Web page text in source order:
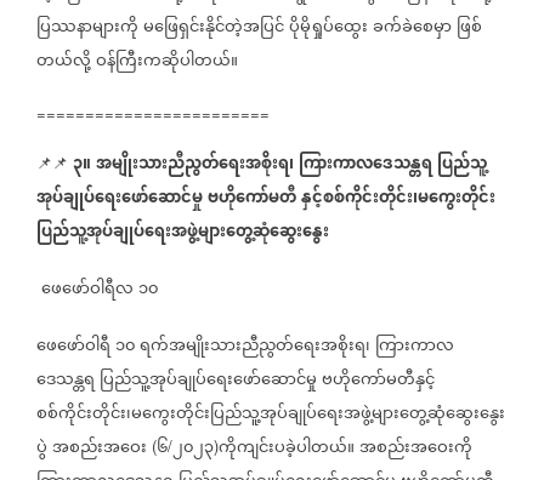
ပြဿနာများကိုမဖြေရှင်းနိုင်တဲ့အပြင်ပိုမိုရှုပ်ထွေးခက်ခဲစေမှာဖြစ်
တယ်လို့ဝန်ကြီးကဆိုပါတယ်။
========================
📌📌 ၃။အမျိုးသားညီညွတ်ရေးအစိုးရ၊ ကြားကာလဒေသန္တရ ပြည်သူ့
အုပ်ချုပ်ရေးဖော်ဆောင်မှုဗဟိုကော်မတီနှင့်စစ်ကိုင်းတိုင်း၊မကွေးတိုင်း
ပြည်သူ့အုပ်ချုပ်ရေးအဖွဲ့များတွေ့ဆုံဆွေးနွေး
ဖေဖော်ဝါရီလ ၁၀
ဖေဖော်ဝါရီ ၁၀ရက်အမျိုးသားညီညွတ်ရေးအစိုးရ၊ ကြားကာလ
ဒေသန္တရ ပြည်သူ့အုပ်ချုပ်ရေးဖော်ဆောင်မှုဗဟိုကော်မတီနှင့်
စစ်ကိုင်းတိုင်း၊မကွေးတိုင်းပြည်သူ့အုပ်ချုပ်ရေးအဖွဲ့များတွေ့ဆုံဆွေးနွေး
ပွဲအစည်းအဝေး (၆/၂၀၂၃)ကိုကျင်းပခဲ့ပါတယ်။အစည်းအဝေးကို